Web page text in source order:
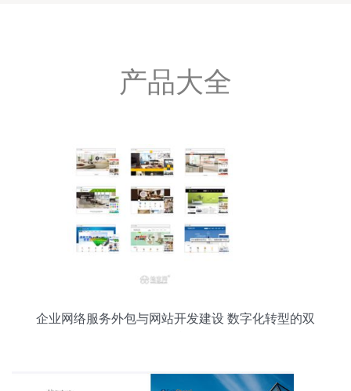
产品大全
企业网络服务外包与网站开发建设 数字化转型的双